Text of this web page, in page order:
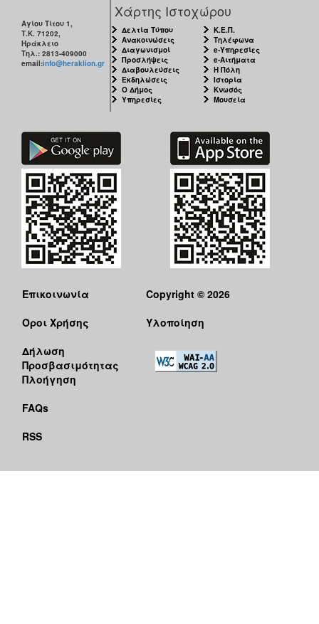
Αγίου Τίτου 1,
Τ.Κ. 71202,
Ηράκλειο
Τηλ.: 2813-409000
email:info@heraklion.gr
Χάρτης Ιστοχώρου
Δελτία Τύπου
Ανακοινώσεις
Διαγωνισμοί
Προσλήψεις
Διαβουλεύσεις
Εκδηλώσεις
Ο Δήμος
Υπηρεσίες
Κ.Ε.Π.
Τηλέφωνα
e-Υπηρεσίες
e-Αιτήματα
Η Πόλη
Ιστορία
Κνωσός
Μουσεία
Επικοινωνία
Όροι Χρήσης
Δήλωση
Προσβασιμότητας
Πλοήγηση
FAQs
RSS
Copyright © 2026
Υλοποίηση